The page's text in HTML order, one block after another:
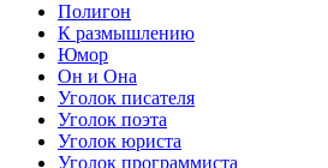
Полигон
К размышлению
Юмор
Он и Она
Уголок писателя
Уголок поэта
Уголок юриста
Уголок программиста